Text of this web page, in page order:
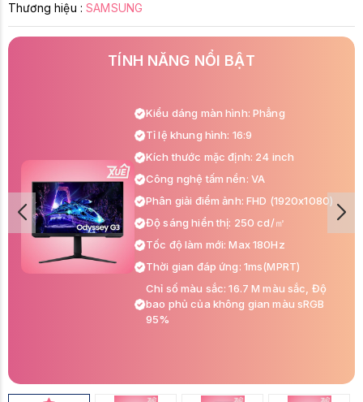
Thương hiệu :SAMSUNG
TÍNH NĂNG NỔI BẬT
Kiểu dáng màn hình: Phẳng
Tỉ lệ khung hình: 16:9
Kích thước mặc định: 24 inch
Công nghệ tấm nền: VA
Phân giải điểm ảnh: FHD (1920x1080)
Độ sáng hiển thị: 250 cd/㎡
Tốc độ làm mới: Max 180Hz
Thời gian đáp ứng: 1ms(MPRT)
Chỉ số màu sắc: 16.7 M màu sắc, Độ
bao phủ của không gian màu sRGB
95%
Cổng kết nối: 1x DisplayPort 1.4, 1 x